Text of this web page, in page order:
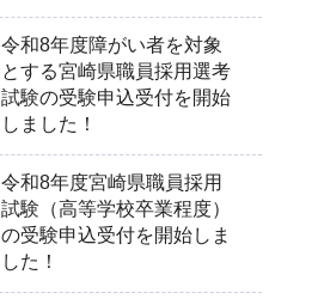
令和8年度障がい者を対象
とする宮崎県職員採用選考
試験の受験申込受付を開始
しました！
令和8年度宮崎県職員採用
試験（高等学校卒業程度）
の受験申込受付を開始しま
した！